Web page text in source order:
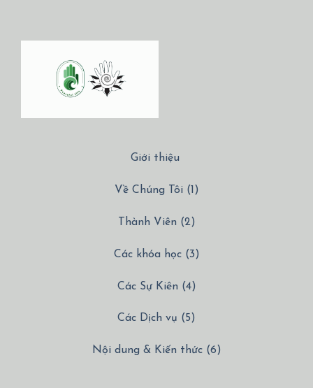
Giới thiệu
Về Chúng Tôi (1)
Thành Viên (2)
Các khóa học (3)
Các Sự Kiên (4)
Các Dịch vụ (5)
Nội dung & Kiến thức (6)